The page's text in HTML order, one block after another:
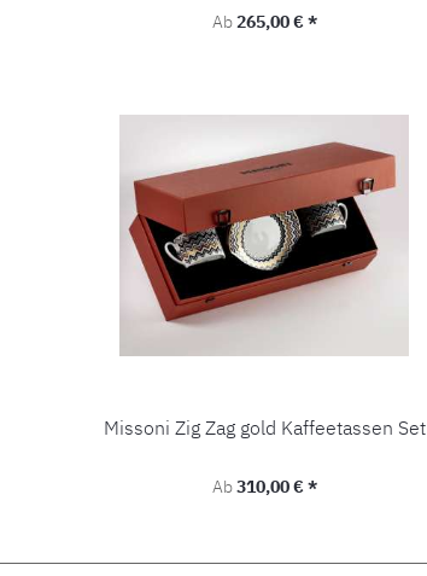
Regulärer Preis:
Ab265,00 € *
Missoni Zig Zag gold Kaffeetassen Set
Regulärer Preis:
Ab310,00 € *